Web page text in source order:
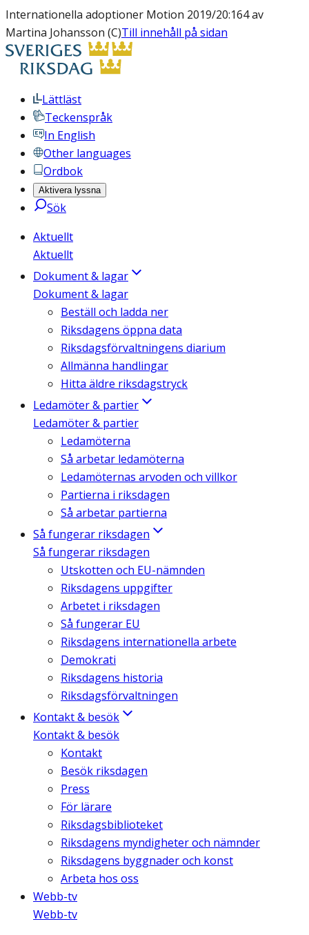
Internationella adoptioner Motion 2019/20:164 av
Martina Johansson (C)Till innehåll på sidan
Lättläst
Teckenspråk
In English
Other languages
Ordbok
Aktivera lyssna
Sök
Aktuellt
Aktuellt
Dokument & lagar
Dokument & lagar
Beställ och ladda ner
Riksdagens öppna data
Riksdagsförvaltningens diarium
Allmänna handlingar
Hitta äldre riksdagstryck
Ledamöter & partier
Ledamöter & partier
Ledamöterna
Så arbetar ledamöterna
Ledamöternas arvoden och villkor
Partierna i riksdagen
Så arbetar partierna
Så fungerar riksdagen
Så fungerar riksdagen
Utskotten och EU-nämnden
Riksdagens uppgifter
Arbetet i riksdagen
Så fungerar EU
Riksdagens internationella arbete
Demokrati
Riksdagens historia
Riksdagsförvaltningen
Kontakt & besök
Kontakt & besök
Kontakt
Besök riksdagen
Press
För lärare
Riksdagsbiblioteket
Riksdagens myndigheter och nämnder
Riksdagens byggnader och konst
Arbeta hos oss
Webb-tv
Webb-tv